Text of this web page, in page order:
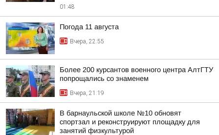
01:48
Погода 11 августа
Вчера, 22:55
Более 200 курсантов военного центра АлтГТУ
попрощались со знаменем
Вчера, 21:19
В барнаульской школе №10 обновят
спортзал и реконструируют площадку для
занятий физкультурой